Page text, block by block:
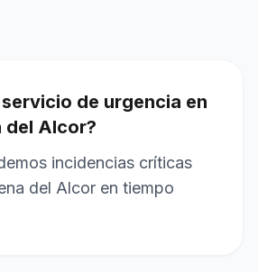
servicio de urgencia en
del Alcor?
incidencias críticas
del Alcor en tiempo